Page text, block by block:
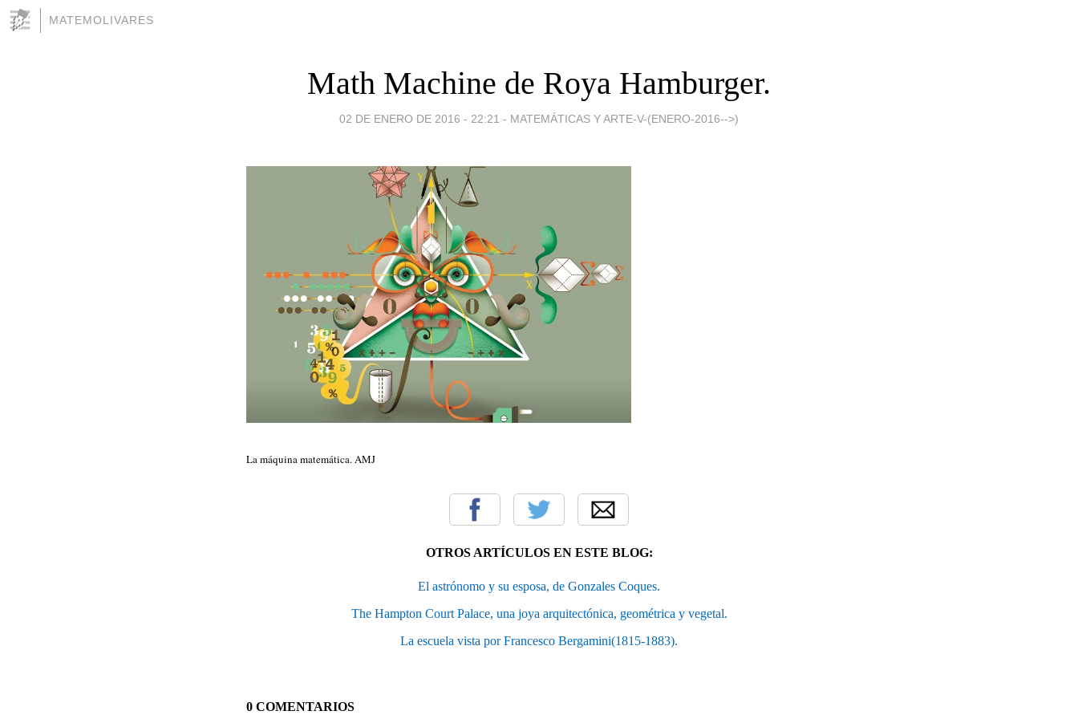
MATEMOLIVARES
Math Machine de Roya Hamburger.
02 DE ENERO DE 2016 - 22:21 - MATEMÁTICAS Y ARTE-V-(ENERO-2016-->)
La máquina matemática. AMJ
OTROS ARTÍCULOS EN ESTE BLOG:
El astrónomo y su esposa, de Gonzales Coques.
The Hampton Court Palace, una joya arquitectónica, geométrica y vegetal.
La escuela vista por Francesco Bergamini(1815-1883).
0 COMENTARIOS